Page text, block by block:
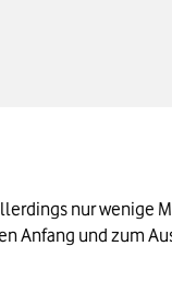
nur wenige
Anfang und zum